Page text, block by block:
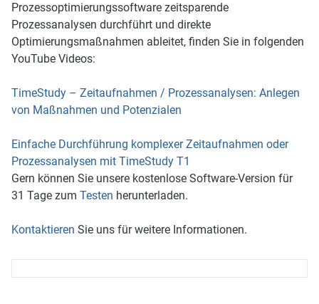
Prozessoptimierungssoftware zeitsparende
Prozessanalysen durchführt und direkte
Optimierungsmaßnahmen ableitet, finden Sie in folgenden
YouTube Videos:
TimeStudy – Zeitaufnahmen / Prozessanalysen: Anlegen
von Maßnahmen und Potenzialen
Einfache Durchführung komplexer Zeitaufnahmen oder
Prozessanalysen mit TimeStudy T1
Gern können Sie unsere kostenlose Software-Version für
31 Tage zum Testen herunterladen.
Kontaktieren Sie uns für weitere Informationen.